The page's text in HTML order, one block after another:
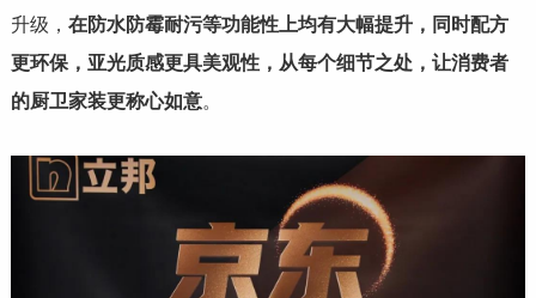
升级， 在防水防霉耐污等功能性上均有大幅提升，同时配方
更环保，亚光质感更具美观性，从每个细节之处，让消费者
的厨卫家装更称心如意。